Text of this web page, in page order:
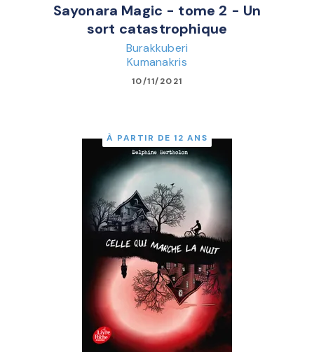
Sayonara Magic - tome 2 - Un
sort catastrophique
Burakkuberi
Kumanakris
10/11/2021
À PARTIR DE 12 ANS